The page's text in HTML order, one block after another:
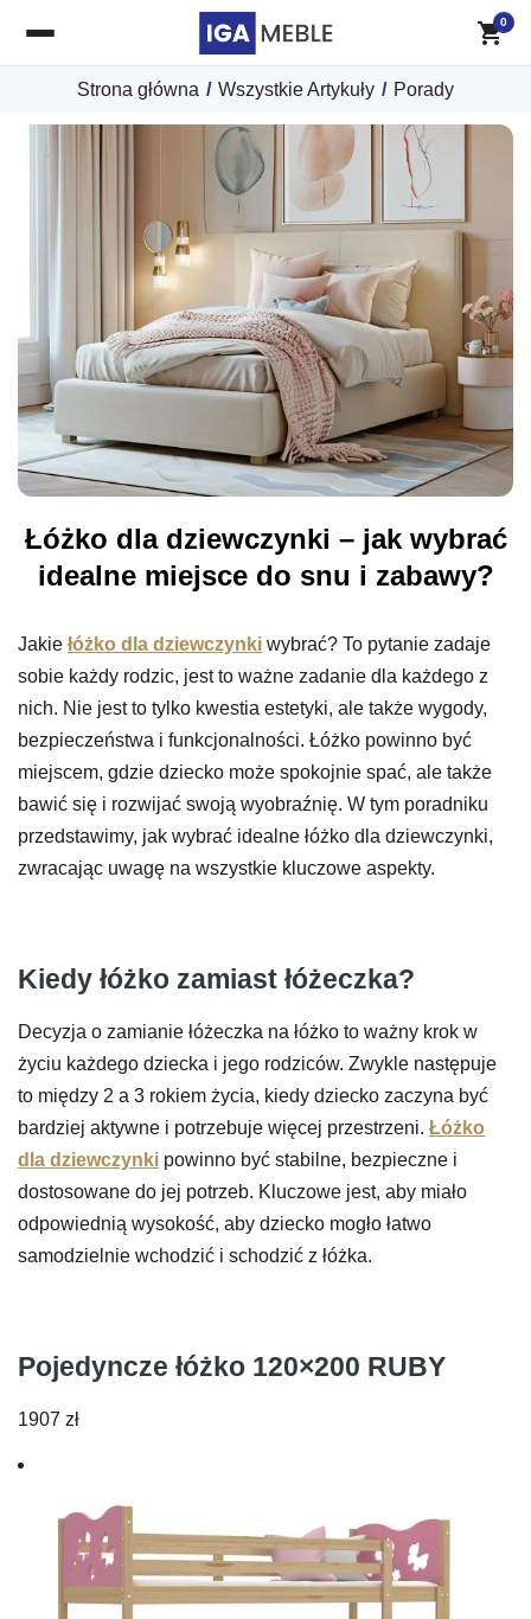
Strona główna / Wszystkie Artykuły / Porady
Łóżko dla dziewczynki – jak wybrać
idealne miejsce do snu i zabawy?
Jakie łóżko dla dziewczynki wybrać? To pytanie zadaje
sobie każdy rodzic, jest to ważne zadanie dla każdego z
nich. Nie jest to tylko kwestia estetyki, ale także wygody,
bezpieczeństwa i funkcjonalności. Łóżko powinno być
miejscem, gdzie dziecko może spokojnie spać, ale także
bawić się i rozwijać swoją wyobraźnię. W tym poradniku
przedstawimy, jak wybrać idealne łóżko dla dziewczynki,
zwracając uwagę na wszystkie kluczowe aspekty.
Kiedy łóżko zamiast łóżeczka?
Decyzja o zamianie łóżeczka na łóżko to ważny krok w
życiu każdego dziecka i jego rodziców. Zwykle następuje
to między 2 a 3 rokiem życia, kiedy dziecko zaczyna być
bardziej aktywne i potrzebuje więcej przestrzeni. Łóżko
dla dziewczynki powinno być stabilne, bezpieczne i
dostosowane do jej potrzeb. Kluczowe jest, aby miało
odpowiednią wysokość, aby dziecko mogło łatwo
samodzielnie wchodzić i schodzić z łóżka.
Pojedyncze łóżko 120×200 RUBY
1907 zł
0